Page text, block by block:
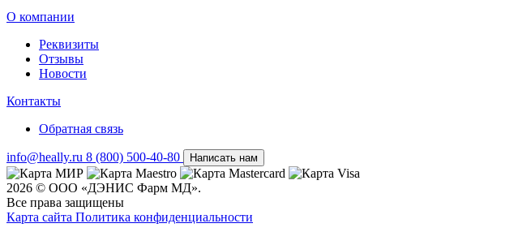
О компании
Реквизиты
Отзывы
Новости
Контакты
Обратная связь
info@heally.ru 8 (800) 500-40-80 Написать нам
2026 © ООО «ДЭНИС Фарм МД».
Все права защищены
Карта сайта Политика конфиден­циальности